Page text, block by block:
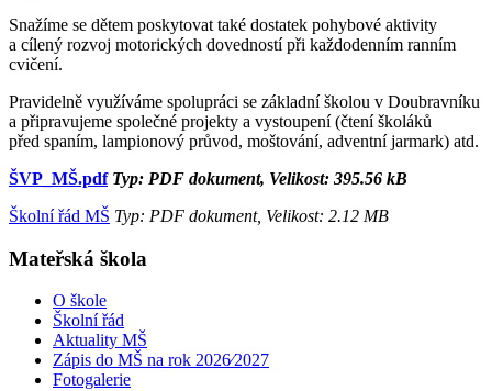
Snažíme se dětem poskytovat také dostatek pohybové aktivity
a cílený rozvoj motorických dovedností při každodenním ranním
cvičení.
Pravidelně využíváme spolupráci se základní školou v Doubravníku
a připravujeme společné projekty a vystoupení (čtení školáků
před spaním, lampionový průvod, moštování, adventní jarmark) atd.
ŠVP_MŠ.pdfTyp: PDF dokument, Velikost: 395.56 kB
Školní řád MŠ Typ: PDF dokument, Velikost: 2.12 MB
Mateřská škola
O škole
Školní řád
Aktuality MŠ
Zápis do MŠ na rok 2026⁄2027
Fotogalerie